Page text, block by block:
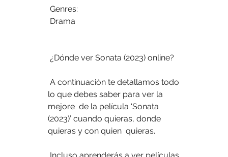
Genres:
Drama
¿Dónde ver Sonata (2023) online?
lo que debes saber para ver la
mejore  de la película ‘Sonata
(2023)’ cuando quieras, donde
quieras y con quien  quieras.